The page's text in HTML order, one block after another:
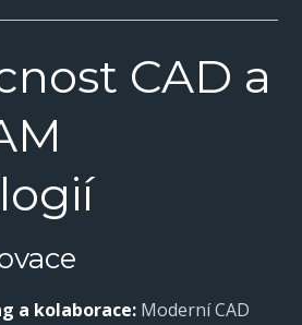
CAD a
a kolaborace: Moderní CAD